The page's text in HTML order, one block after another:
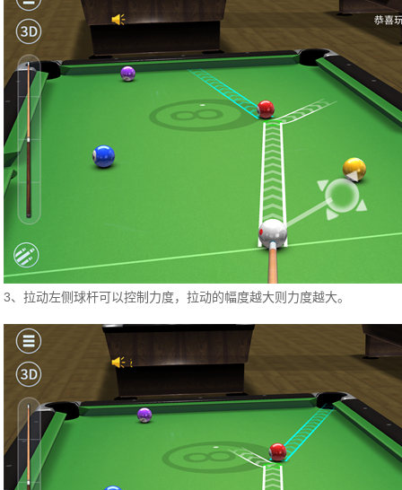
3、拉动左侧球杆可以控制力度，拉动的幅度越大则力度越大。